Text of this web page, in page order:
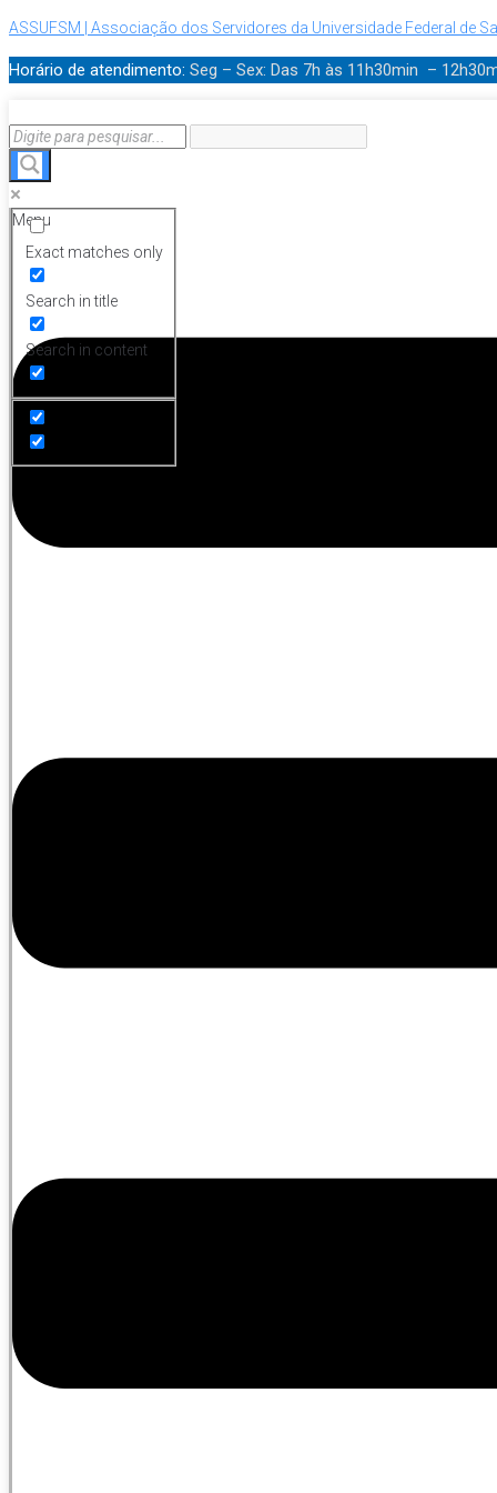
ASSUFSM | Associação dos Servidores da Universidade Federal de
Horário de atendimento: Seg – Sex: Das 7h às 11h30min –
Exact matches only
Search in title
Search in content
Menu